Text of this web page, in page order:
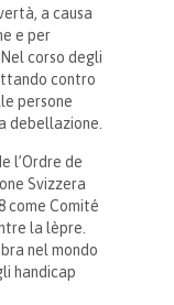
a causa
e per
corso degli
contro
persone
debellazione.
l’Ordre de
Svizzera
come Comité
la lèpre.
nel mondo
handicap